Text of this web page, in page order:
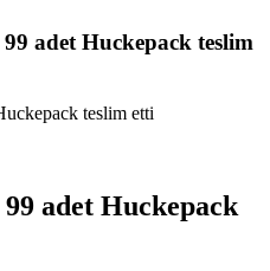
adet Huckepack teslim
99 adet Huckepack